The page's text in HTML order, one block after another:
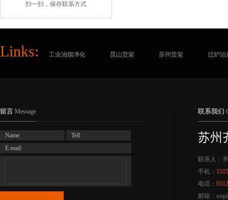
扫一扫，保存联系方式
Links: 工业油烟净化 昆山货架 苏州货架 过炉治
留言 Message
Name:
Tell:
E-mail:
联系我们
苏州
联系人：
手机：
电话：
邮箱：